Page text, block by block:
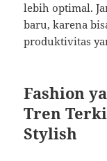
lebih optimal.
baru, karena
produktivitas
Fashion
Tren
Stylish